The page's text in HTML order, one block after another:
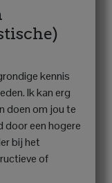
kennis
Ik kan erg
doen om jou te
door een hogere
bij het
of